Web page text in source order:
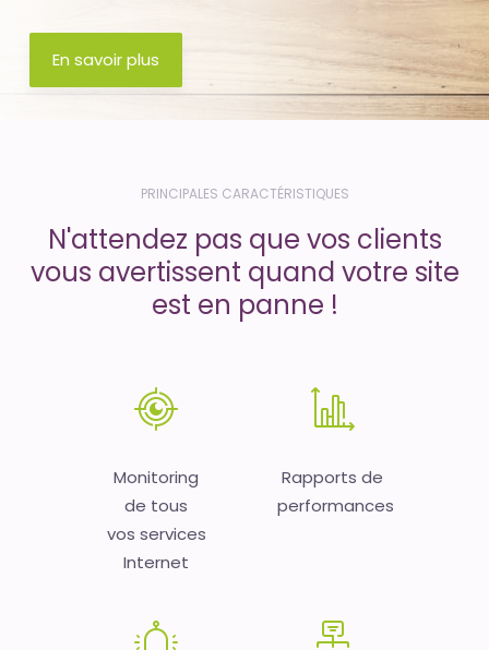
En savoir plus
PRINCIPALES CARACTÉRISTIQUES
N'attendez pas que vos clients
vous avertissent quand votre site
est en panne !
Monitoring
de tous
vos services
Internet
Rapports de
performances